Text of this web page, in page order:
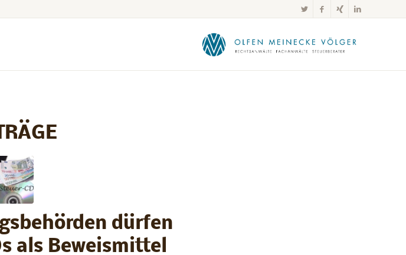
dürfen
als Beweismittel